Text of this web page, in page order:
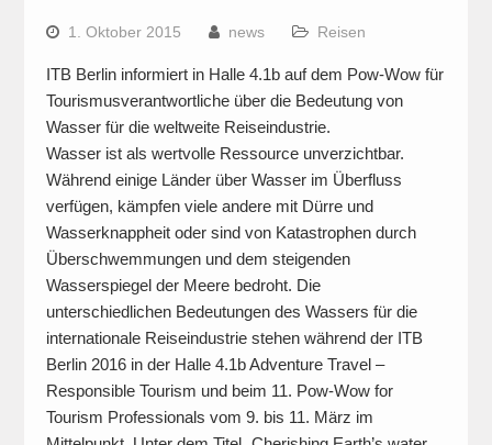
1. Oktober 2015 news Reisen
ITB Berlin informiert in Halle 4.1b auf dem Pow-Wow für
Tourismusverantwortliche über die Bedeutung von
Wasser für die weltweite Reiseindustrie.
Wasser ist als wertvolle Ressource unverzichtbar.
Während einige Länder über Wasser im Überfluss
verfügen, kämpfen viele andere mit Dürre und
Wasserknappheit oder sind von Katastrophen durch
Überschwemmungen und dem steigenden
Wasserspiegel der Meere bedroht. Die
unterschiedlichen Bedeutungen des Wassers für die
internationale Reiseindustrie stehen während der ITB
Berlin 2016 in der Halle 4.1b Adventure Travel –
Responsible Tourism und beim 11. Pow-Wow for
Tourism Professionals vom 9. bis 11. März im